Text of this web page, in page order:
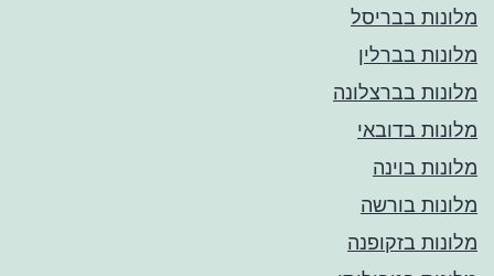
מלונות בבריסל
מלונות בברלין
מלונות בברצלונה
מלונות בדובאי
מלונות בוינה
מלונות בורשה
מלונות בזקופנה